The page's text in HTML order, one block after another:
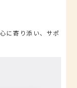
に寄り添い、サポ